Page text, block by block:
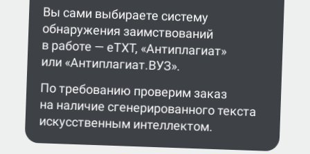
Вы сами выбираете систему
обнаружения заимствований
в работе — eTXT, «Антиплагиат»
или «Антиплагиат.ВУЗ».
По требованию проверим заказ
на наличие сгенерированного текста
искусственным интеллектом.